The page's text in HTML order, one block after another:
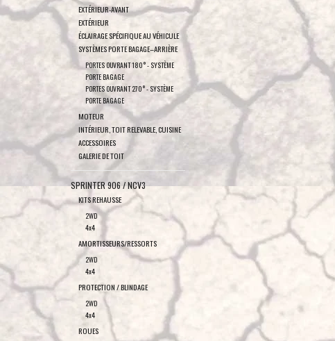
EXTÉRIEUR-AVANT
EXTÉRIEUR
ÉCLAIRAGE SPÉCIFIQUE AU VÉHICULE
SYSTÈMES PORTE BAGAGE–ARRIÈRE
PORTES OUVRANT 180° - SYSTÈME
PORTE BAGAGE
PORTES OUVRANT 270° - SYSTÈME
PORTE BAGAGE
MOTEUR
INTÉRIEUR, TOIT RELEVABLE, CUISINE
ACCESSOIRES
GALERIE DE TOIT
SPRINTER 906 / NCV3
KITS REHAUSSE
2WD
4x4
AMORTISSEURS/RESSORTS
2WD
4x4
PROTECTION / BLINDAGE
2WD
4x4
ROUES